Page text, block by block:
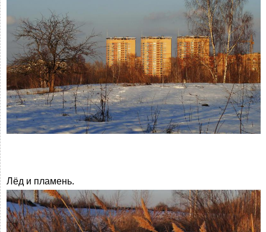
Лёд и пламень.